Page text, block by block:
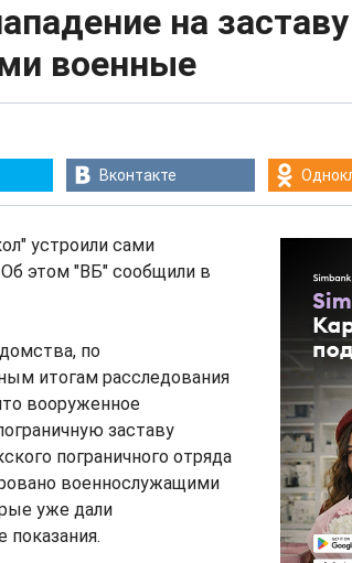
на заставу
военные
Вконтакте
устроили сами
этом "ВБ" сообщили в
по
итогам расследования
вооруженное
заставу
пограничного отряда
военнослужащими
уже дали
показания.